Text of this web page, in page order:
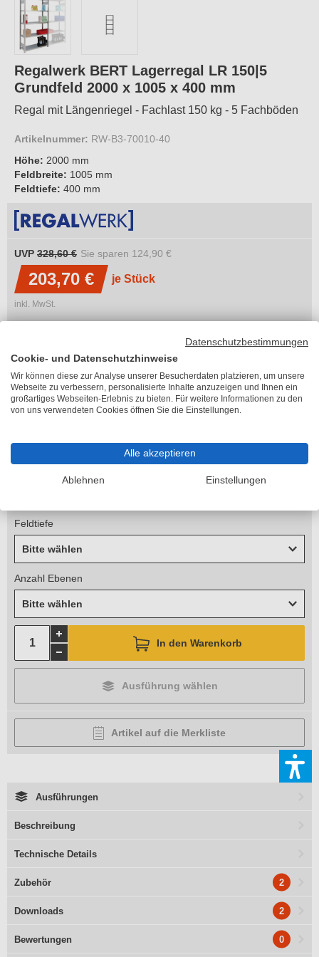
Regalwerk BERT Lagerregal LR 150|5
Grundfeld 2000 x 1005 x 400 mm
Regal mit Längenriegel - Fachlast 150 kg - 5 Fachböden
Artikelnummer: RW-B3-70010-40
Höhe: 2000 mm
Feldbreite: 1005 mm
Feldtiefe: 400 mm
UVP 328,60 € Sie sparen 124,90 €
203,70 € je Stück
inkl. MwSt.
Feldtyp
Bitte wählen
Höhe
Feldtiefe
Bitte wählen
Anzahl Ebenen
Bitte wählen
In den Warenkorb
Ausführung wählen
Artikel auf die Merkliste
Ausführungen
Beschreibung
Technische Details
Zubehör 2
Downloads 2
Bewertungen 0
Datenschutzbestimmungen
Cookie- und Datenschutzhinweise
Wir können diese zur Analyse unserer Besucherdaten platzieren, um unsere
Webseite zu verbessern, personalisierte Inhalte anzuzeigen und Ihnen ein
großartiges Webseiten-Erlebnis zu bieten. Für weitere Informationen zu den
von uns verwendeten Cookies öffnen Sie die Einstellungen.
Alle akzeptieren
Ablehnen Einstellungen